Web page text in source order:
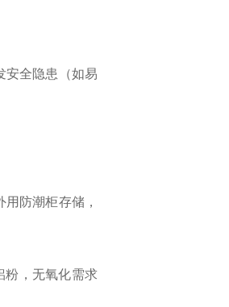
安全隐患（如易
防潮柜存储，
粉，无氧化需求